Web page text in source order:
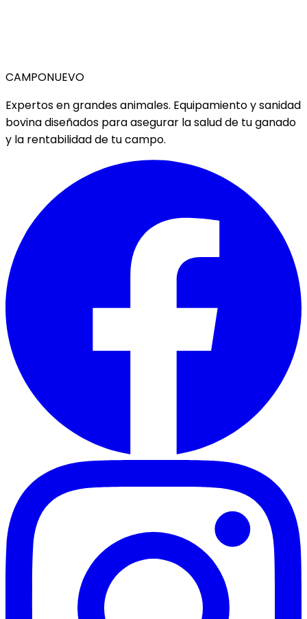
CAMPONUEVO
Expertos en grandes animales. Equipamiento y sanidad
bovina diseñados para asegurar la salud de tu ganado
y la rentabilidad de tu campo.